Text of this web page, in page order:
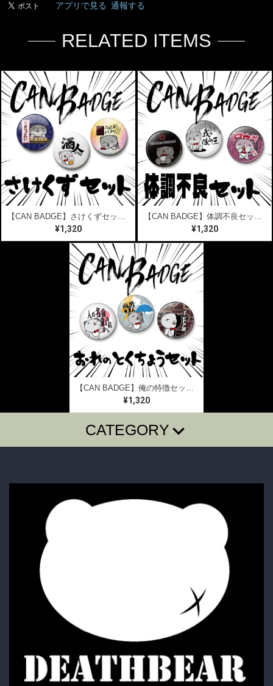
アプリで見る 通報する
RELATED ITEMS
¥1,320 ¥1,320
【CAN BADGE】俺の特徴セット3個SET【送料無料】
¥1,320
CATEGORY
T-SHIRTS LONG SLEEVE T
ACCESSORY